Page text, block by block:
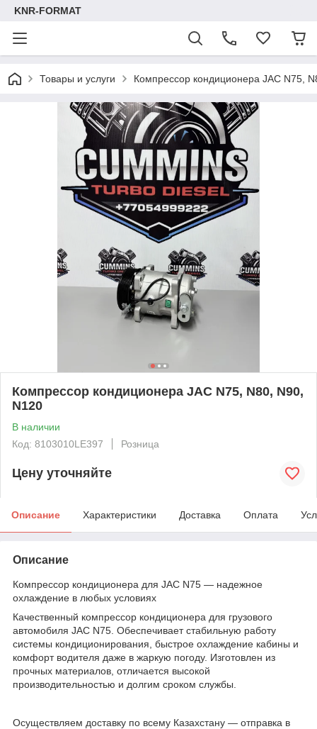
KNR-FORMAT
Товары и услуги Компрессор кондиционера JAC N75,
Компрессор кондиционера JAC N75, N80, N90,
N120
В наличии
Код: 8103010LE397
Розница
Цену уточняйте
Описание Характеристики Доставка Оплата
Описание
Компрессор кондиционера для JAC N75 — надежное
охлаждение в любых условиях
Качественный компрессор кондиционера для грузового
автомобиля JAC N75. Обеспечивает стабильную работу
системы кондиционирования, быстрое охлаждение кабины и
комфорт водителя даже в жаркую погоду. Изготовлен из
прочных материалов, отличается высокой
производительностью и долгим сроком службы.
Осуществляем доставку по всему Казахстану — отправка в